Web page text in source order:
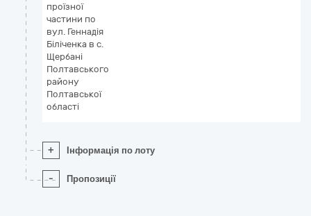
проїзної
частини по
вул. Геннадія
Біліченка в с.
Щербані
Полтавського
району
Полтавської
області
+ Інформація по лоту
- Пропозиції